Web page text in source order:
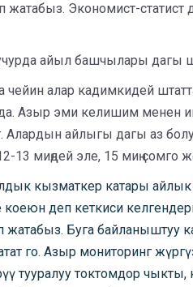
жатабыз. Экономист-
айыл башчылары дагы
чейин алар кадимкидей
да. Азыр эми келишим
айлыгы дагы аз
миңдей эле, 15 миң сомго
кызматкер катары
деп кеткиси
Буга байланыштуу
го. Азыр мониторинг
тууралуу токтомдор